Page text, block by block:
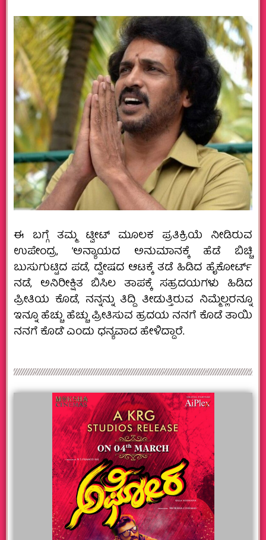
ಈ ಬಗ್ಗೆ ತಮ್ಮ ಟ್ವೀಟ್ ಮೂಲಕ ಪ್ರತಿಕ್ರಿಯೆ ನೀಡಿರುವ
ಉಪೇಂದ್ರ, ‘ಅನ್ಯಾಯದ ಅನುಮಾನಕ್ಕೆ ಹೆಡೆ ಬಿಚ್ಚಿ
ಬುಸುಗುಟ್ಟಿದ ಪಡೆ, ದ್ವೇಷದ ಆಟಕ್ಕೆ ತಡೆ ಹಿಡಿದ ಹೈಕೋರ್ಟ್
ನಡೆ, ಅನಿರೀಕ್ಷಿತ ಬಿಸಿಲ ತಾಪಕ್ಕೆ ಸಹ್ರದಯಗಳು ಹಿಡಿದ
ಪ್ರೀತಿಯ ಕೊಡೆ, ನನ್ನನ್ನು ತಿದ್ದಿ ತೀಡುತ್ತಿರುವ ನಿಮ್ಮೆಲ್ಲರನ್ನೂ
ಇನ್ನೂ ಹೆಚ್ಚು ಹೆಚ್ಚು ಪ್ರೀತಿಸುವ ಹ್ರದಯ ನನಗೆ ಕೊಡೆ ತಾಯಿ
ನನಗೆ ಕೊಡೆ’ ಎಂದು ಧನ್ಯವಾದ ಹೇಳಿದ್ದಾರೆ.